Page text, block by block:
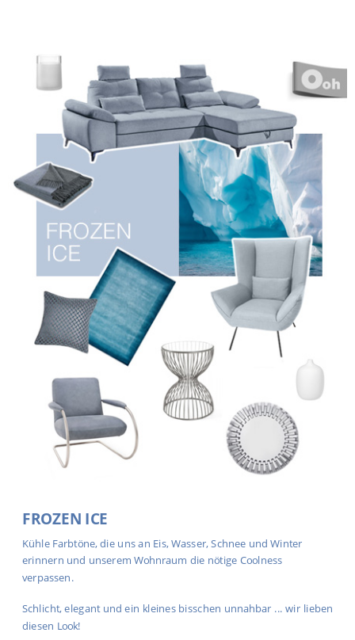
FROZEN ICE
Kühle Farbtöne, die uns an Eis, Wasser, Schnee und Winter
erinnern und unserem Wohnraum die nötige Coolness
verpassen.
Schlicht, elegant und ein kleines bisschen unnahbar ... wir lieben
diesen Look!